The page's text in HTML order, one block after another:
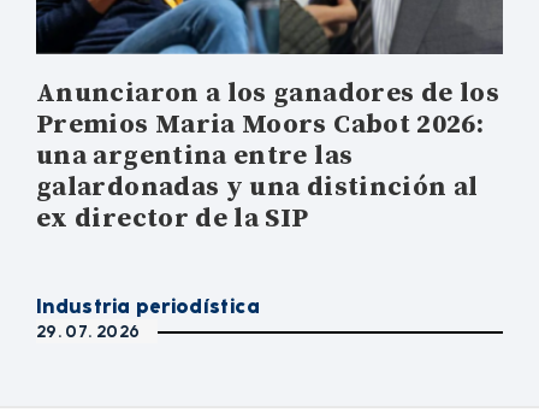
Anunciaron a los ganadores de los
Premios Maria Moors Cabot 2026:
una argentina entre las
galardonadas y una distinción al
ex director de la SIP
Industria periodística
29. 07. 2026